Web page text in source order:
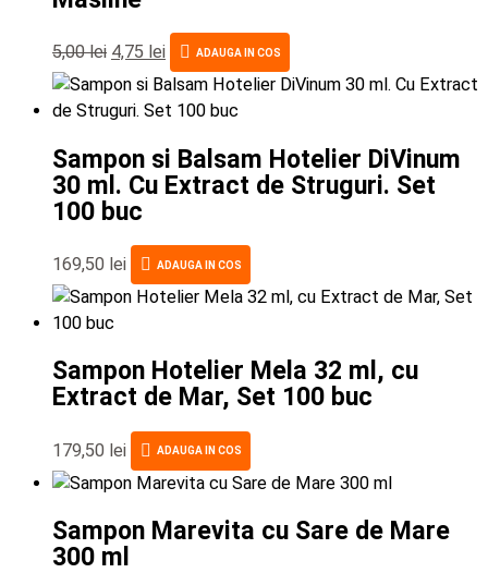
5,00lei 4,75 lei ADAUGA IN COS
Sampon si Balsam Hotelier DiVinum
30 ml. Cu Extract de Struguri. Set
100 buc
169,50 lei ADAUGA IN COS
Sampon Hotelier Mela 32 ml, cu
Extract de Mar, Set 100 buc
179,50 lei ADAUGA IN COS
Sampon Marevita cu Sare de Mare
300 ml